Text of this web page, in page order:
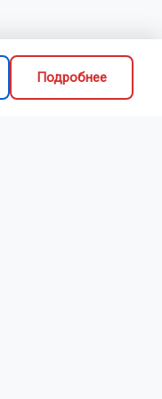
Подробнее